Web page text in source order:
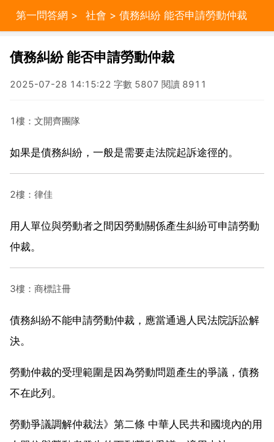
第一問答網 > 社會 > 債務糾紛 能否申請勞動仲裁
債務糾紛 能否申請勞動仲裁
2025-07-28 14:15:22 字數 5807 閱讀 8911
1樓：文開齊團隊
如果是債務糾紛，一般是需要走法院起訴途徑的。
2樓：律佳
用人單位與勞動者之間因勞動關係產生糾紛可申請勞動
仲裁。
3樓：商標註冊
債務糾紛不能申請勞動仲裁，應當通過人民法院訴訟解
決。
勞動仲裁的受理範圍是因為勞動問題產生的爭議，債務
不在此列。
勞動爭議調解仲裁法》第二條 中華人民共和國境內的用